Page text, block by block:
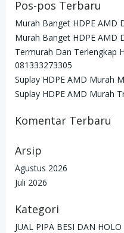
Pos-pos Terbaru
Murah Banget HDPE AMD
Murah Banget HDPE AMD
Termurah Dan Terlengkap
081333273305
Suplay HDPE AMD Murah
Suplay HDPE AMD Murah
Komentar Terbaru
Arsip
Agustus 2026
Juli 2026
Kategori
JUAL PIPA BESI DAN HOLO